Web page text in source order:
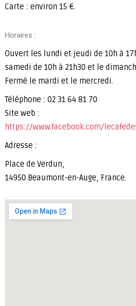
Carte : environ 15 €.
Horaires :
Ouvert les lundi et jeudi de 10h à
samedi de 10h à 21h30 et le
Fermé le mardi et le mercredi.
Téléphone : 02 31 64 81 70
Site web :
https://www.facebook.com/
Adresse :
Place de Verdun,
14950 Beaumont-en-Auge, France.